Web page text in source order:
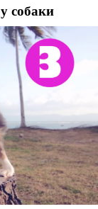
собаки